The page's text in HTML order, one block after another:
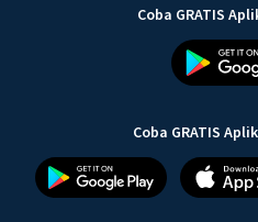
Coba GRATIS
Coba GRATIS